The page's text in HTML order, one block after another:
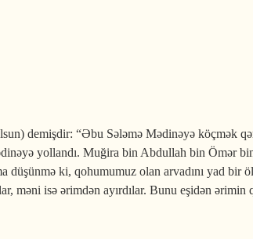
demişdir: “Əbu Sələmə Mədinəyə köçmək
yollandı. Muğira bin Abdullah bin Ömər
ki, qohumumuz olan arvadını yad bir
məni isə ərimdən ayırdılar. Bunu eşidən